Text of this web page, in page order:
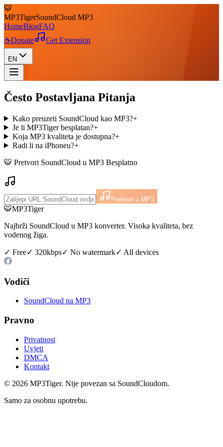
🐯
MP3TigerSoundCloud MP3
HomeBlogFAQ
☕Donate Get Extension
EN
Često Postavljana Pitanja
Kako preuzeti SoundCloud kao MP3?+
Je li MP3Tiger besplatan?+
Koja MP3 kvaliteta je dostupna?+
Radi li na iPhoneu?+
🐯 Pretvori SoundCloud u MP3 Besplatno
Pretvori u MP3
🐯MP3Tiger
Najbrži SoundCloud u MP3 konverter. Visoka kvaliteta, bez
vodenog žiga.
✓ Free✓ 320kbps✓ No watermark✓ All devices
Vodiči
SoundCloud na MP3
Pravno
Privatnost
Uvjeti
DMCA
Kontakt
© 2026 MP3Tiger. Nije povezan sa SoundCloudom.
Samo za osobnu upotrebu.